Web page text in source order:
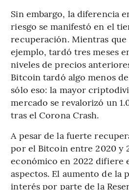
Sin embargo, la diferencia
riesgo se manifestó en el
recuperación. Mientras que
ejemplo, tardó tres meses
niveles de precios
Bitcoin tardó algo menos
sólo eso: la mayor
mercado se revalorizó un
tras el Corona Crash.
A pesar de la fuerte
por el Bitcoin entre 2020 y
económico en 2022 difiere
aspectos. El aumento de la
interés por parte de la